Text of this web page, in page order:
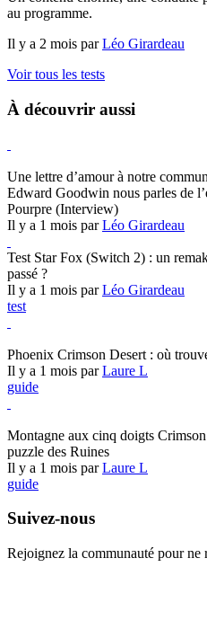
au programme.
Il y a 2 mois parLéo Girardeau
Voir tous les tests
À découvrir aussi
Une lettre d’amour à notre
Edward Goodwin nous parles de
Pourpre (Interview)
Il y a 1 mois parLéo Girardeau
Test Star Fox (Switch 2) : un
passé ?
Il y a 1 mois parLéo Girardeau
test
Phoenix Crimson Desert : où
Il y a 1 mois parLaure L
guide
Montagne aux cinq doigts
puzzle des Ruines
Il y a 1 mois parLaure L
guide
Suivez-nous
Rejoignez la communauté pour ne